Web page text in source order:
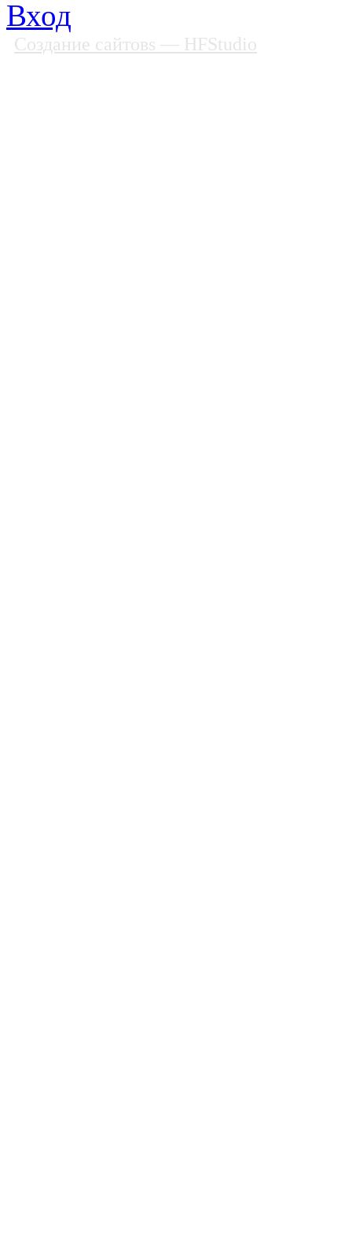
Вход
Создание сайтовs — HFStudio